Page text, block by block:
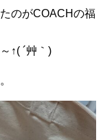
のがCOACHの福
↑( ´艸｀)